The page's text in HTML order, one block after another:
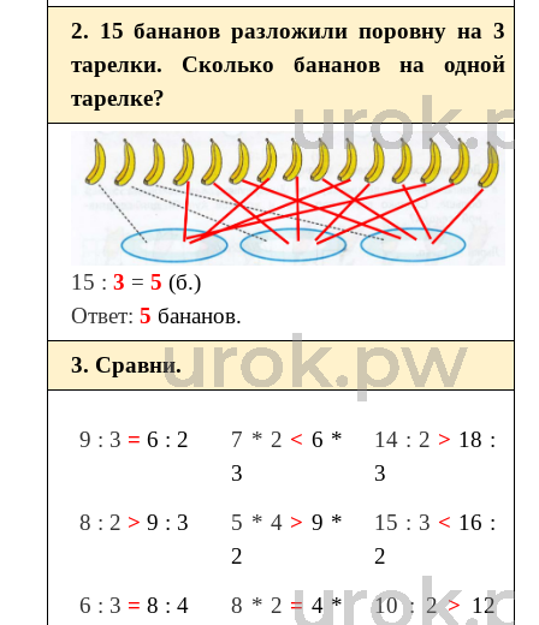
2. 15 бананов разложили поровну на 3
тарелки. Сколько бананов на одной
тарелке?
15 : 3 = 5 (б.)
Ответ: 5 бананов.
3. Сравни.
9 : 3 = 6 : 2 7 * 2 < 6 *
3
14 : 2 > 18 :
3
8 : 2 > 9 : 3 5 * 4 > 9 *
2
15 : 3 < 16 :
2
6 : 3 = 8 : 4 8 * 2 = 4 *
10 : 2> 12